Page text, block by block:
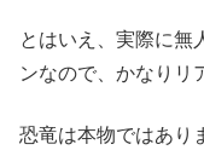
とはいえ、実際に無
ンなので、かなりリ
恐竜は本物ではあり